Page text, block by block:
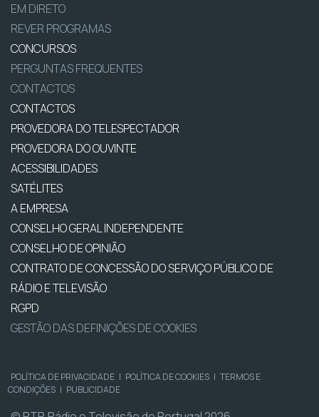
EM DIRETO
REVER PROGRAMAS
CONCURSOS
PERGUNTAS FREQUENTES
CONTACTOS
CONTACTOS
PROVEDORA DO TELESPECTADOR
PROVEDORA DO OUVINTE
ACESSIBILIDADES
SATÉLITES
A EMPRESA
CONSELHO GERAL INDEPENDENTE
CONSELHO DE OPINIÃO
CONTRATO DE CONCESSÃO DO SERVIÇO PÚBLICO DE
RÁDIO E TELEVISÃO
RGPD
GESTÃO DAS DEFINIÇÕES DE COOKIES
POLÍTICA DE PRIVACIDADE | POLÍTICA DE COOKIES | TERMOS E
CONDIÇÕES | PUBLICIDADE